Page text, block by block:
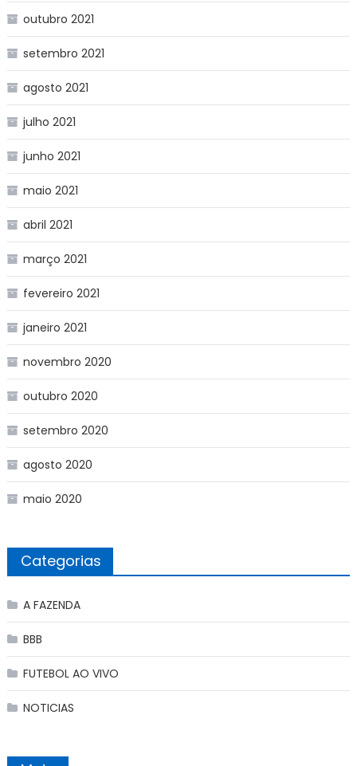
outubro 2021
setembro 2021
agosto 2021
julho 2021
junho 2021
maio 2021
abril 2021
março 2021
fevereiro 2021
janeiro 2021
novembro 2020
outubro 2020
setembro 2020
agosto 2020
maio 2020
Categorias
A FAZENDA
BBB
FUTEBOL AO VIVO
NOTICIAS